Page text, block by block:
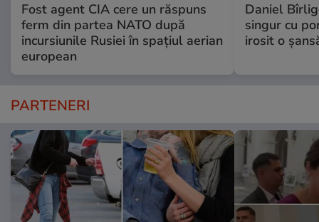
Fost agent CIA cere un răspuns
ferm din partea NATO după
incursiunile Rusiei în spațiul aerian
european
Daniel
singur cu
irosit o
PARTENERI